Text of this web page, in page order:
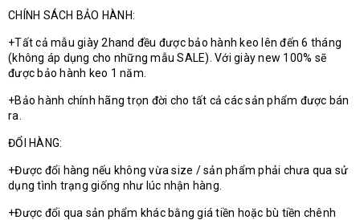
CHÍNH SÁCH BẢO HÀNH:
+Tất cả mẫu giày 2hand đều được bảo hành keo lên đến 6 tháng
(không áp dụng cho những mẫu SALE). Với giày new 100% sẽ
được bảo hành keo 1 năm.
+Bảo hành chính hãng trọn đời cho tất cả các sản phẩm được bán
ra.
ĐỔI HÀNG:
+Được đổi hàng nếu không vừa size / sản phẩm phải chưa qua sử
dụng tình trạng giống như lúc nhận hàng.
+Được đổi qua sản phẩm khác bằng giá tiền hoặc bù tiền chênh